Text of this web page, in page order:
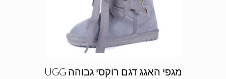
מגפי האגג דגם רוקסי גבוהה UGG